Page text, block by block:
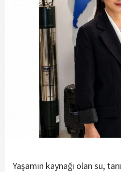
Yaşamın kaynağı olan su,